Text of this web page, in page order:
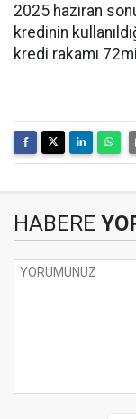
2025 haziran
kredinin
kredi rakamı
HABERE